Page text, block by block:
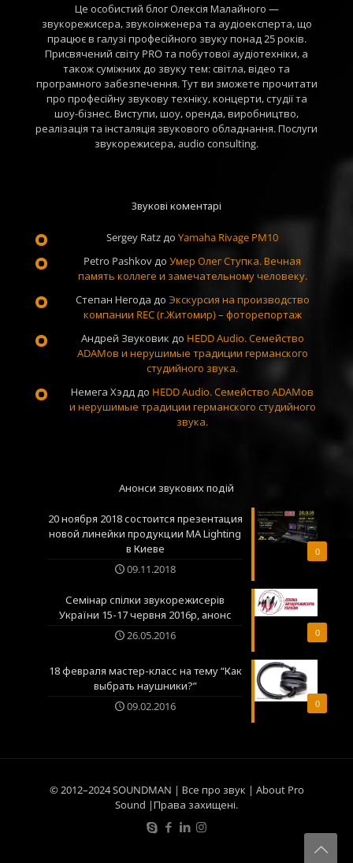
Це особистий блог Олексія Малайного —
звукорежисера, звукоінженера та аудіоексперта, що
працює в галузі професійного звуку понад 25 років.
Присвячений світу PRO та побутової аудіотехніки, а
також суміжних до звуку тем: світла, відео та
програмного забезпечення. Тут ви зможете прочитати
про професійну звукову техніку, концерти, студії та
шоу-бізнес. Виступи, шоу, оренда, виробництво,
реалізація та інсталяція звукового обладнання. Послуги
звукорежисера, audio consulting.
Звукові коментарі
Sergey Ratzдо Yamaha Rivage PM10
Petro Pashkovдо Умер Олег Ступка. Вечная
память коллеге и замечательному человеку.
Степан Негода до Экскурсия на производство
компании REC (г.Житомир) – фоторепортаж
Андрей Звуковик до HEDD Audio. Семейство
ADAMов и нерушимые традиции германского
студийного звука.
Немега Хэдддо HEDD Audio. Семейство ADAMов
и нерушимые традиции германского студийного
звука.
Анонси звукових подій
0
20 ноября 2018 состоится презентация
новой линейки продукции MA Lighting
в Киеве
09.11.2018
0
Семінар спілки звукорежисерів
України 15-17 червня 2016р, анонс
26.05.2016
0
18 февраля мастер-класс на тему “Как
выбрать наушники?”
09.02.2016
© 2012–2024 SOUNDMAN | Все про звук | About Pro
Sound |Права захищені.